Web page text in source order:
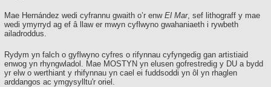
Mae Hernández wedi cyfrannu gwaith o’r enwEl Mar, sef lithograff y mae
wedi ymyrryd ag ef â llaw er mwyn cyflwyno gwahaniaeth i rywbeth
ailadroddus.
Rydym yn falch o gyflwyno cyfres o rifynnau cyfyngedig gan artistiaid
enwog yn rhyngwladol. Mae MOSTYN yn elusen gofrestredig y DU a bydd
yr elw o werthiant y rhifynnau yn cael ei fuddsoddi yn ôl yn rhaglen
arddangos ac ymgysylltu'r oriel.